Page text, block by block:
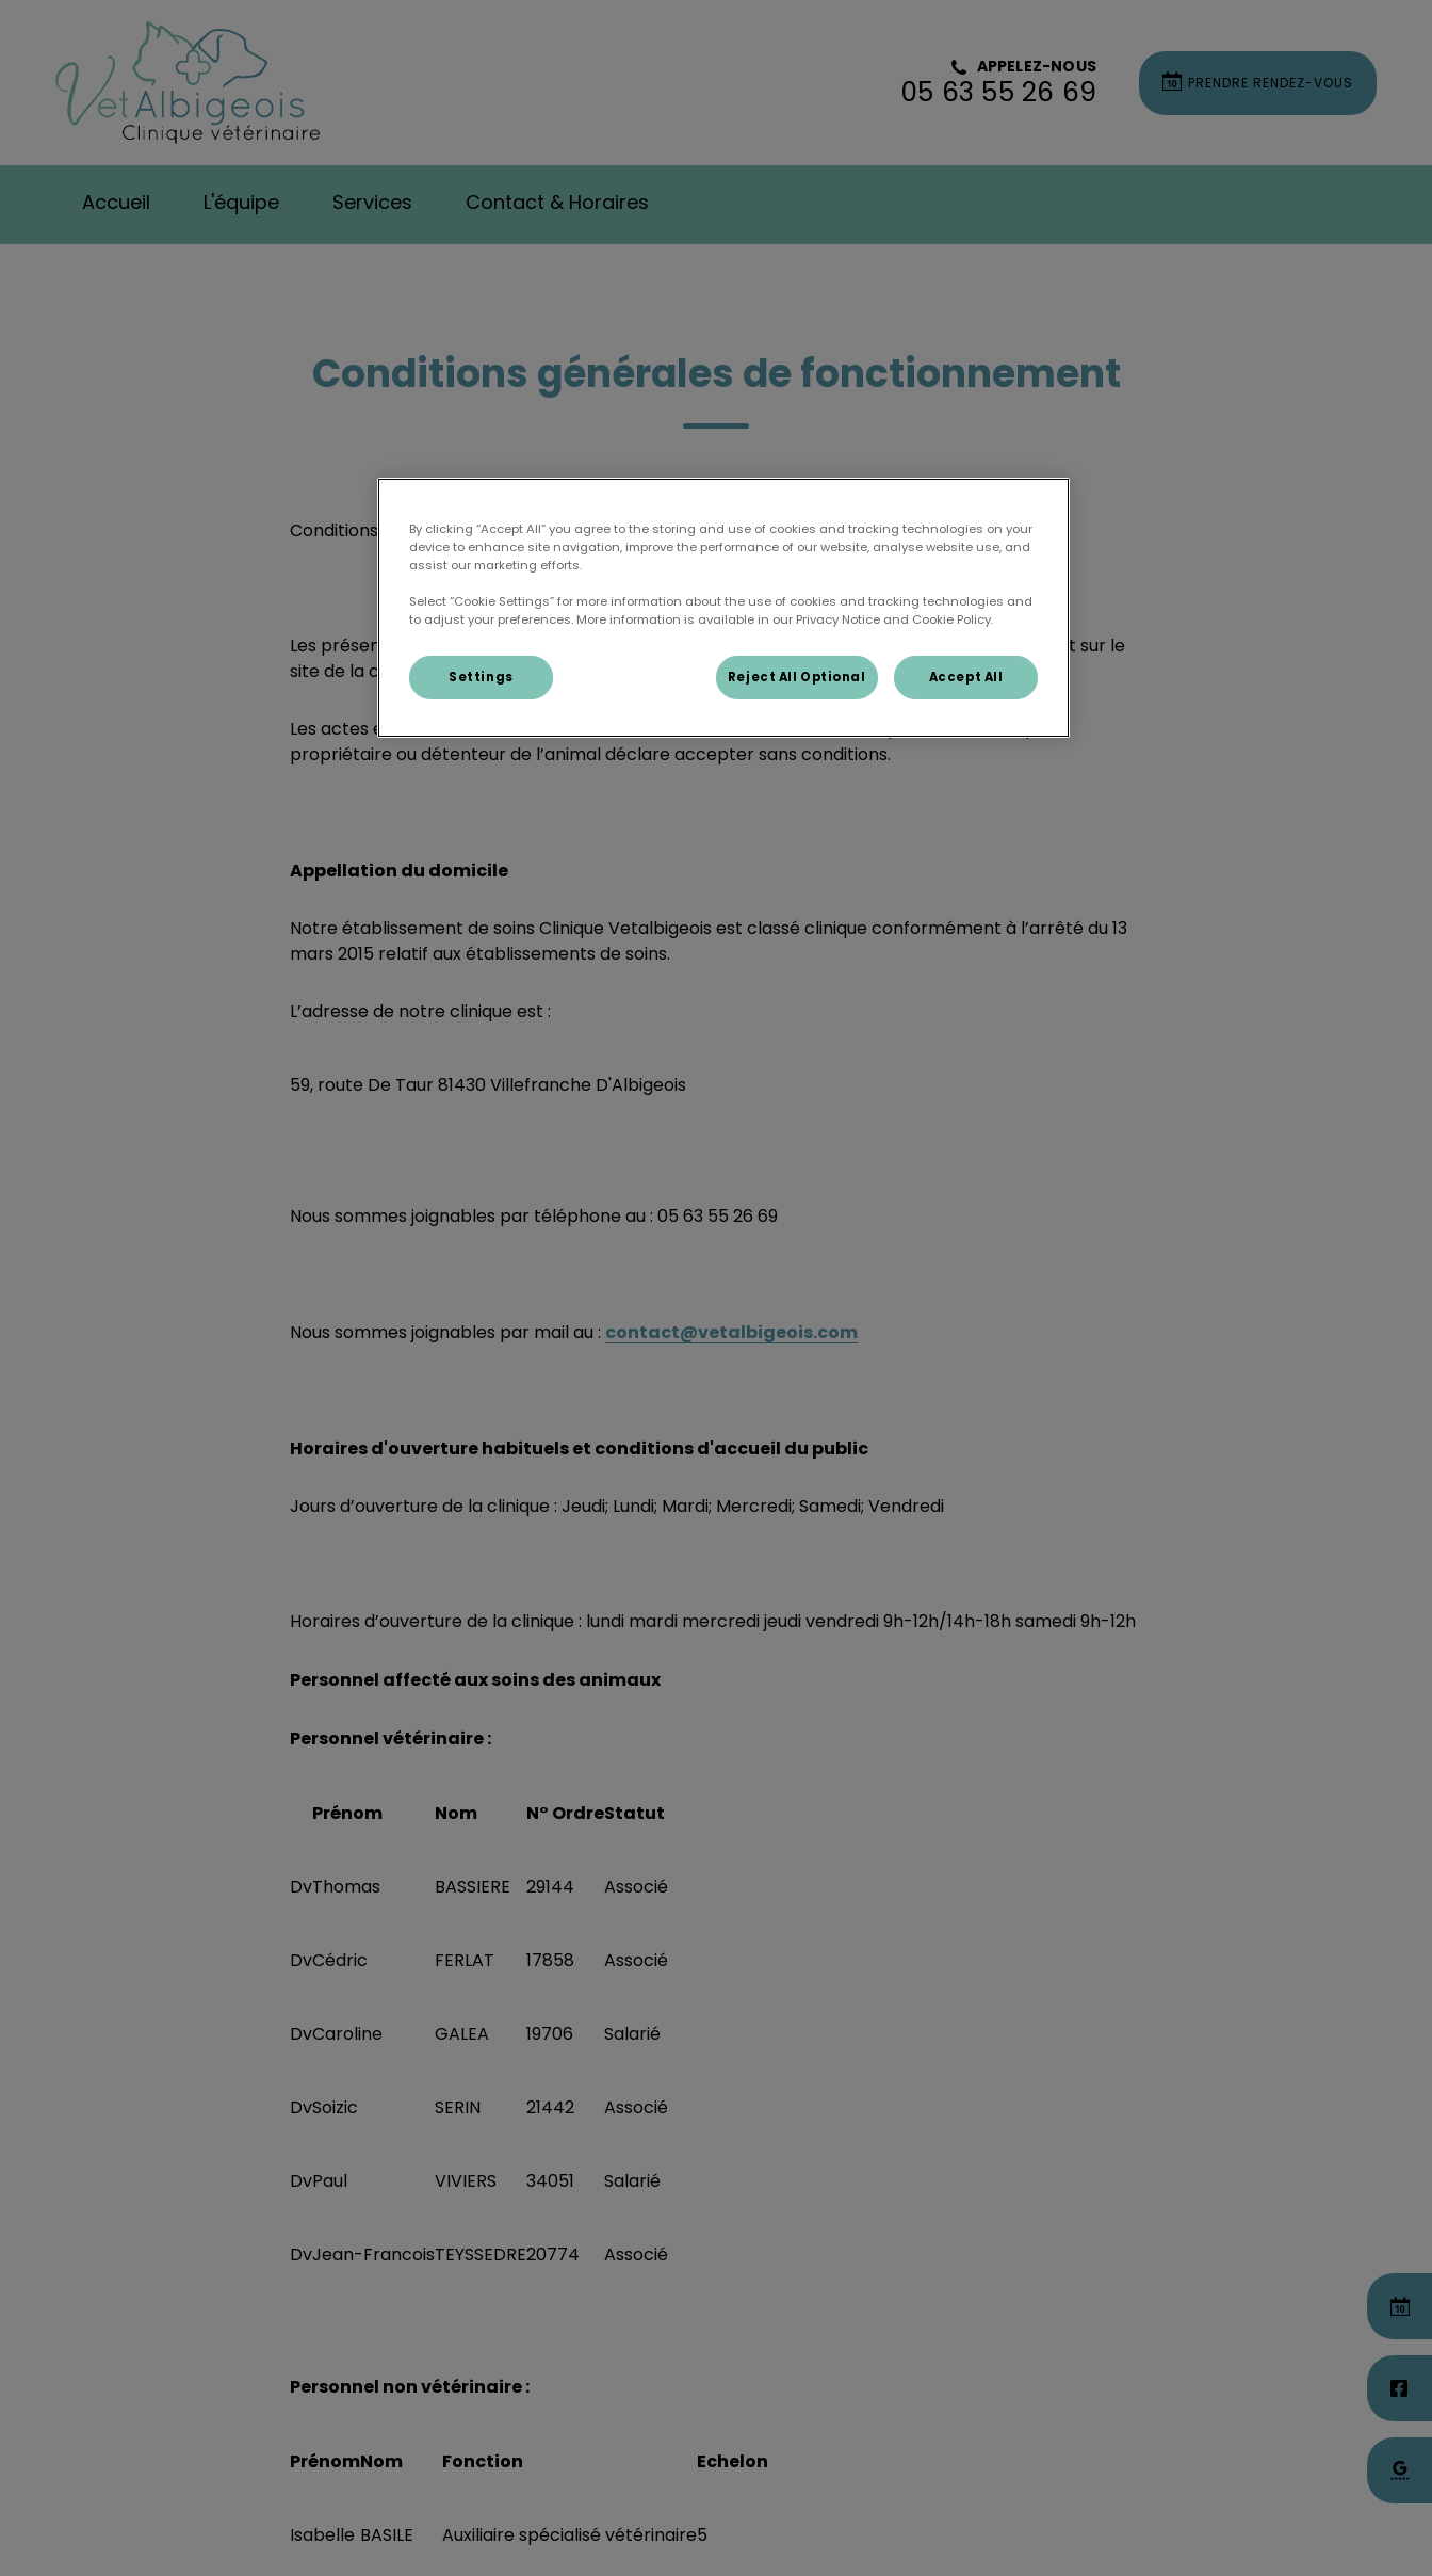
APPELEZ-NOUS
05 63 55 26 69 PRENDRE RENDEZ-VOUS
Accueil L'équipe Services Contact & Horaires
Conditions générales de fonctionnement
Conditions Générales de Fonctionnement
Les présentes Conditions Générales de Fonctionnement (CGF) sont consultables sur place et sur le
site de la clinique
Les actes effectués au sein de l’établissement de soins sont soumis aux présentes CGF que le
propriétaire ou détenteur de l’animal déclare accepter sans conditions.
Appellation du domicile
Notre établissement de soins Clinique Vetalbigeois est classé clinique conformément à l’arrêté du 13
mars 2015 relatif aux établissements de soins.
L’adresse de notre clinique est :
59, route De Taur 81430 Villefranche D'Albigeois
Nous sommes joignables par téléphone au : 05 63 55 26 69
Nous sommes joignables par mail au : contact@vetalbigeois.com
Horaires d'ouverture habituels et conditions d'accueil du public
Jours d’ouverture de la clinique : Jeudi; Lundi; Mardi; Mercredi; Samedi; Vendredi
Horaires d’ouverture de la clinique : lundi mardi mercredi jeudi vendredi 9h-12h/14h-18h samedi 9h-12h
Personnel affecté aux soins des animaux
Personnel vétérinaire :
Prénom Nom N° OrdreStatut
DvThomas BASSIERE 29144 Associé
DvCédric FERLAT 17858 Associé
DvCaroline GALEA 19706 Salarié
DvSoizic SERIN 21442 Associé
DvPaul VIVIERS 34051 Salarié
DvJean-FrancoisTEYSSEDRE20774 Associé
Personnel non vétérinaire :
PrénomNom Fonction Echelon
Isabelle BASILE Auxiliaire spécialisé vétérinaire5
By clicking “Accept All” you agree to the storing and use of cookies and tracking technologies on your
device to enhance site navigation, improve the performance of our website, analyse website use, and
assist our marketing efforts.
Select “Cookie Settings” for more information about the use of cookies and tracking technologies and
to adjust your preferences. More information is available in our Privacy Notice and Cookie Policy.
Settings Reject All Optional Accept All